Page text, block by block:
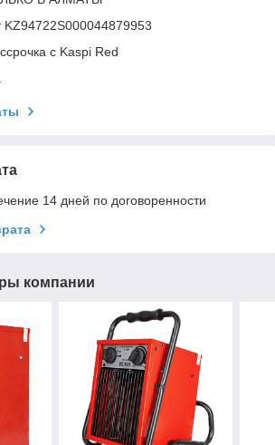
KZ94722S000044879953
с Kaspi Red
14 дней по договоренности
компании